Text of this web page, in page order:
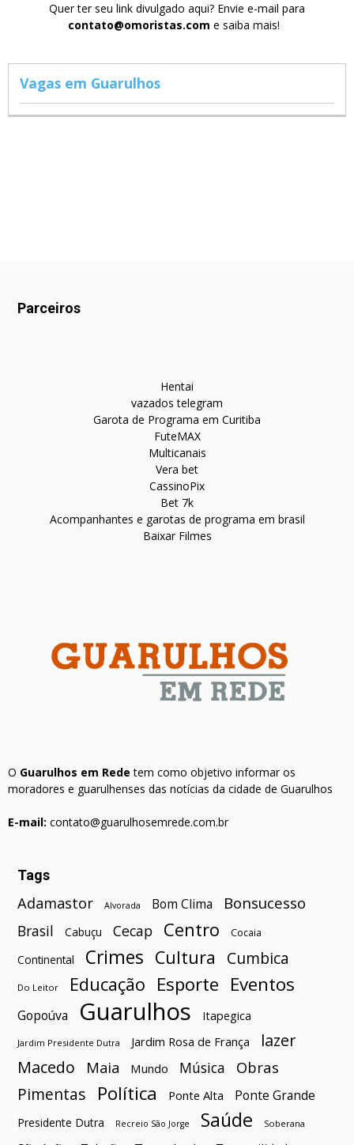
Quer ter seu link divulgado aqui? Envie e-mail para
contato@omoristas.com e saiba mais!
Vagas em Guarulhos
Parceiros
Hentai
vazados telegram
Garota de Programa em Curitiba
FuteMAX
Multicanais
Vera bet
CassinoPix
Bet 7k
Acompanhantes e garotas de programa em brasil
Baixar Filmes
O Guarulhos em Rede tem como objetivo informar os
moradores e guarulhenses das notícias da cidade de Guarulhos
E-mail: contato@guarulhosemrede.com.br
Tags
Adamastor Alvorada Bom Clima Bonsucesso
Brasil Cabuçu Cecap Centro Cocaia
Continental Crimes Cultura Cumbica
Do Leitor Educação Esporte Eventos
Gopoúva Guarulhos Itapegica
Jardim Presidente Dutra Jardim Rosa de França
lazer
Macedo
Maia Mundo Música Obras
Pimentas Política Ponte Alta Ponte Grande
Presidente Dutra Recreio São Jorge Saúde Soberana